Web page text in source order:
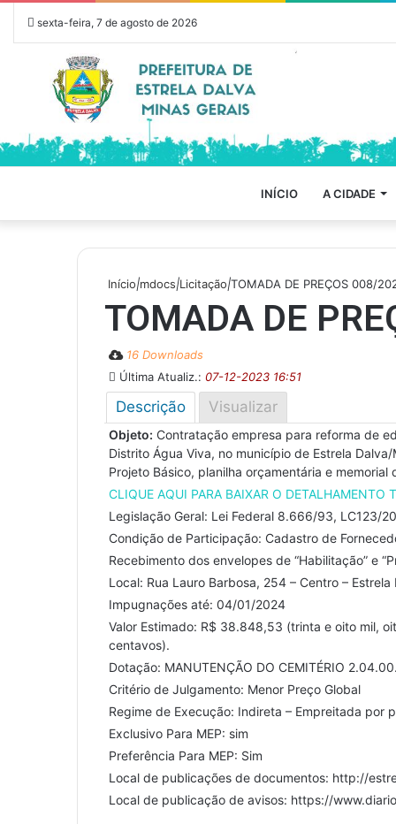
sexta-feira, 7 de agosto de 2026
INÍCIO A CIDADE
Início|mdocs|Licitação|TOMADA DE PREÇOS 008/
TOMADA DE
16 Downloads
Última Atualiz.: 07-12-2023 16:51
Descrição Visualizar
Objeto: Contratação empresa para reforma de
Distrito Água Viva, no município de Estrela
Projeto Básico, planilha orçamentária e memorial
CLIQUE AQUI PARA BAIXAR O DETALHAMENTO
Legislação Geral: Lei Federal 8.666/93, LC123/
Condição de Participação: Cadastro de
Recebimento dos envelopes de “Habilitação” e
Local: Rua Lauro Barbosa, 254 – Centro –
Impugnações até: 04/01/2024
Valor Estimado: R$ 38.848,53 (trinta e oito mil,
centavos).
Dotação: MANUTENÇÃO DO CEMITÉRIO
Critério de Julgamento: Menor Preço Global
Regime de Execução: Indireta – Empreitada por
Exclusivo Para MEP: sim
Preferência Para MEP: Sim
Local de publicações de documentos: http://
Local de publicação de avisos: https://